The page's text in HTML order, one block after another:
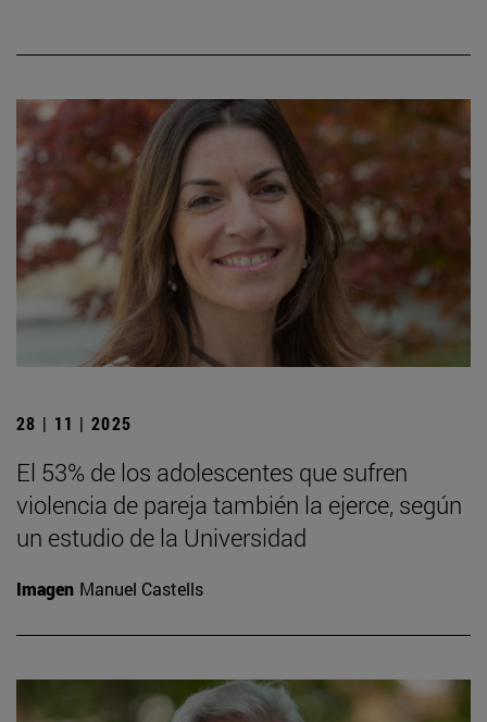
28 | 11 | 2025
El 53% de los adolescentes que sufren
violencia de pareja también la ejerce, según
un estudio de la Universidad
Imagen Manuel Castells